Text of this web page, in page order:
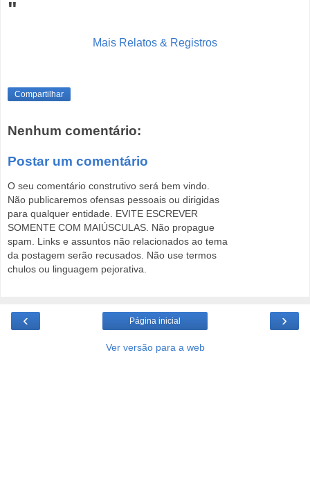
"
Mais Relatos & Registros
Compartilhar
Nenhum comentário:
Postar um comentário
O seu comentário construtivo será bem vindo.
Não publicaremos ofensas pessoais ou dirigidas
para qualquer entidade. EVITE ESCREVER
SOMENTE COM MAIÚSCULAS. Não propague
spam. Links e assuntos não relacionados ao tema
da postagem serão recusados. Não use termos
chulos ou linguagem pejorativa.
‹ ›
Página inicial
Ver versão para a web